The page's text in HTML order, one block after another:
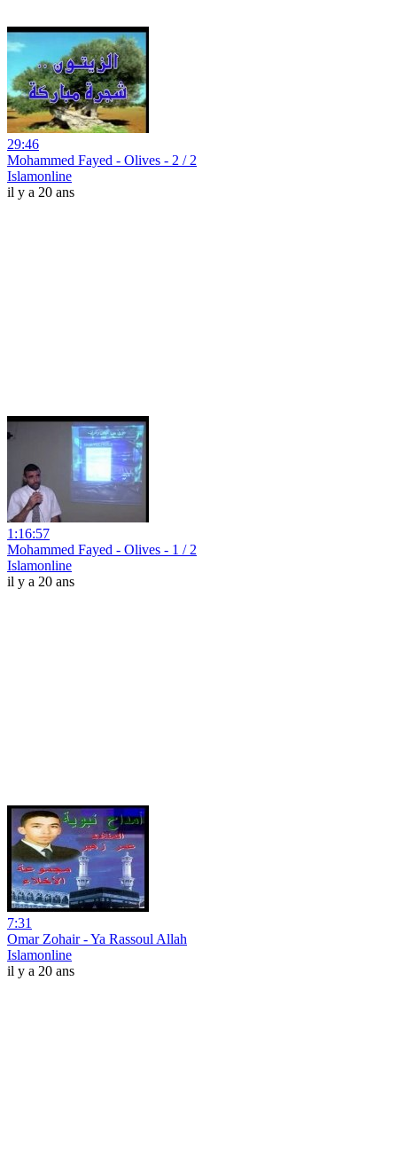
29:46
Mohammed Fayed - Olives - 2 / 2
Islamonline
il y a 20 ans
1:16:57
Mohammed Fayed - Olives - 1 / 2
Islamonline
il y a 20 ans
7:31
Omar Zohair - Ya Rassoul Allah
Islamonline
il y a 20 ans